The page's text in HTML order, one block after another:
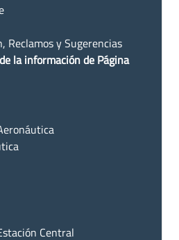
Reclamos y Sugerencias
la información de Página
Central